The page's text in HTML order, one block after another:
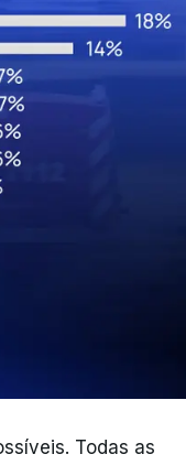
Todas as